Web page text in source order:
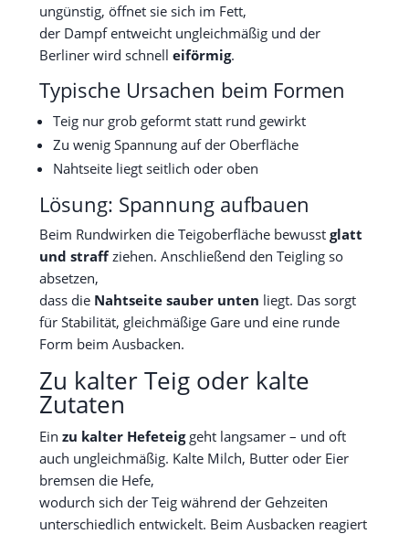
ungünstig, öffnet sie sich im Fett,
der Dampf entweicht ungleichmäßig und der
Berliner wird schnell eiförmig.
Typische Ursachen beim Formen
Teig nur grob geformt statt rund gewirkt
Zu wenig Spannung auf der Oberfläche
Nahtseite liegt seitlich oder oben
Lösung: Spannung aufbauen
Beim Rundwirken die Teigoberfläche bewusst glatt
und straffziehen. Anschließend den Teigling so
absetzen,
dass die Nahtseite sauber unten liegt. Das sorgt
für Stabilität, gleichmäßige Gare und eine runde
Form beim Ausbacken.
Zu kalter Teig oder kalte
Zutaten
Ein zu kalter Hefeteiggeht langsamer – und oft
auch ungleichmäßig. Kalte Milch, Butter oder Eier
bremsen die Hefe,
wodurch sich der Teig während der Gehzeiten
unterschiedlich entwickelt. Beim Ausbacken reagiert